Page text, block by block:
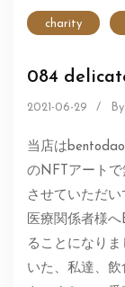
charity
084
2021-06-29 /
当店は
のNFTアートで
させていただ
医療関係者様
ることになり
いた、私達、